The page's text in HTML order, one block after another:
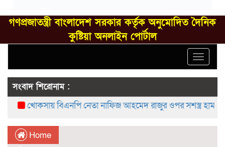
গণপ্রজাতন্ত্রী বাংলাদেশ সরকার কর্তৃক অনুমোদিত দৈনিক
কুষ্টিয়া অনলাইন পোর্টাল
Toggle
সংবাদ শিরোনাম :
খোকসায় বিএনপি নেতা নাফিজ আহমেদ রাজুর ওপর সশস্ত্র হামলা,
Home